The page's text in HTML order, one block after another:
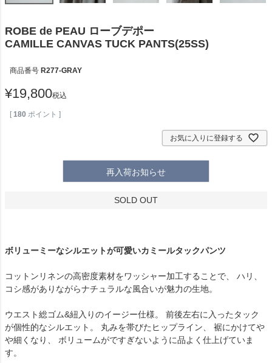
ROBE de PEAU ローブデポー
CAMILLE CANVAS TUCK PANTS(25SS)
商品番号 R277-GRAY
¥19,800税込
[ 180 ポイント ]
お気に入りに登録する
再入荷お知らせ
SOLD OUT
ボリューミーなシルエットが可愛いカミールタックパンツ
コットンリネンの高密度素材をワッシャー加工することで、 ハリ、
コシ感がありながらナチュラルな風合いが魅力の生地。
ウエスト総ゴム&紐入りのイージー仕様。 前後左右に入ったタック
が個性的なシルエット。 丸みを帯びたヒップライン、 裾にかけてや
や細くなり、 ボリュームがですぎないように品よく仕上げていま
す。